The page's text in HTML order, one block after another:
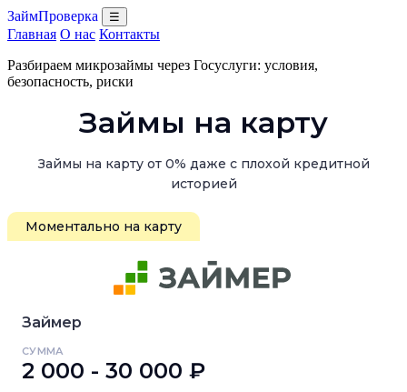
ЗаймПроверка ☰
Главная О нас Контакты
Разбираем микрозаймы через Госуслуги: условия,
безопасность, риски
Займы на карту
Займы на карту от 0% даже с плохой кредитной
историей
Моментально на карту
Займер
СУММА
2 000 - 30 000 ₽